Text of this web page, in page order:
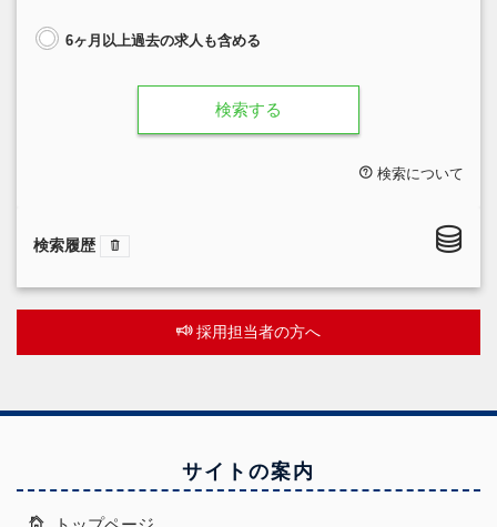
6ヶ月以上過去の求人も含める
検索する
検索について
検索履歴
採用担当者の方へ
サイトの案内